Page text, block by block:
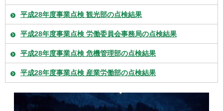
平成28年度事業点検 観光部の点検結果
平成28年度事業点検 労働委員会事務局の点検結果
平成28年度事業点検 危機管理部の点検結果
平成28年度事業点検 産業労働部の点検結果